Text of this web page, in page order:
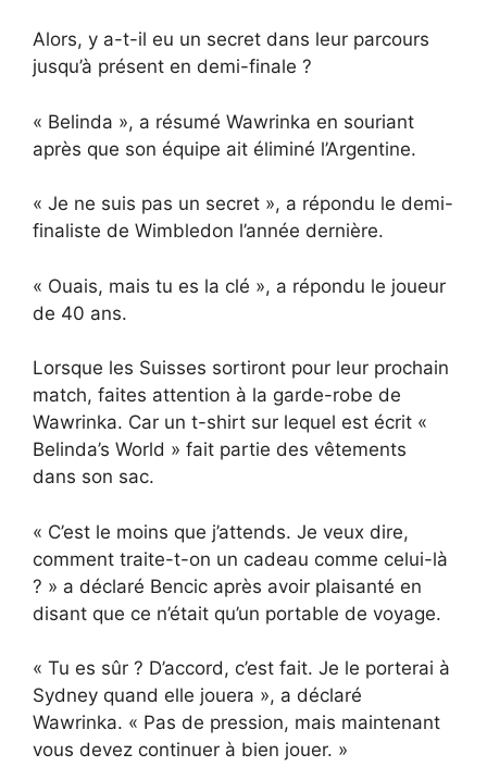
Alors, y a-t-il eu un secret dans leur parcours
jusqu’à présent en demi-finale ?
« Belinda », a résumé Wawrinka en souriant
après que son équipe ait éliminé l’Argentine.
« Je ne suis pas un secret », a répondu le demi-
finaliste de Wimbledon l’année dernière.
« Ouais, mais tu es la clé », a répondu le joueur
de 40 ans.
Lorsque les Suisses sortiront pour leur prochain
match, faites attention à la garde-robe de
Wawrinka. Car un t-shirt sur lequel est écrit «
Belinda’s World » fait partie des vêtements
dans son sac.
« C’est le moins que j’attends. Je veux dire,
comment traite-t-on un cadeau comme celui-là
? » a déclaré Bencic après avoir plaisanté en
disant que ce n’était qu’un portable de voyage.
« Tu es sûr ? D’accord, c’est fait. Je le porterai à
Sydney quand elle jouera », a déclaré
Wawrinka. « Pas de pression, mais maintenant
vous devez continuer à bien jouer. »